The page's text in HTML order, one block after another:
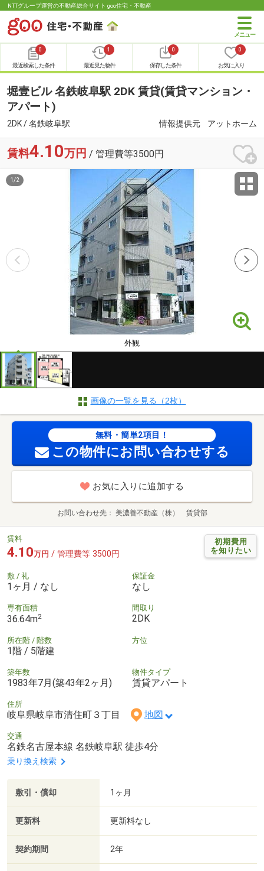
NTTグループ運営の不動産総合サイト goo住宅・不動産
0
最近検索した条件
1
最近見た物件
0
保存した条件
0
お気に入り
堀壹ビル 名鉄岐阜駅 2DK 賃貸(賃貸マンション・
アパート)
2DK / 名鉄岐阜駅 情報提供元 アットホーム
賃料4.10万円 / 管理費等3500円
外観
1 /2
画像の一覧を見る（2枚）
無料・簡単2項目！
この物件にお問い合わせする
お気に入りに追加する
お問い合わせ先 美濃善不動産（株） 賃貸部
初期費用
を知りたい
賃料
4.10万円 / 管理費等 3500円
敷 / 礼
1ヶ月 / なし
保証金
なし
専有面積
36.64m2
間取り
2DK
所在階 / 階数
1階 / 5階建
方位
築年数
1983年7月(築43年2ヶ月)
物件タイプ
賃貸アパート
住所
岐阜県岐阜市清住町３丁目 地図
交通
名鉄名古屋本線 名鉄岐阜駅 徒歩4分
乗り換え検索
敷引・償却 1ヶ月
更新料 更新料なし
契約期間 2年